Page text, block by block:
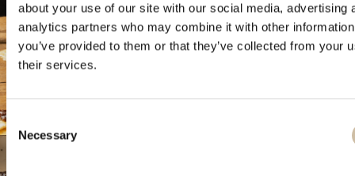
about your use of our site with our social media, advertising
analytics partners who may combine it with other
you’ve provided to them or that they’ve collected from your
their services.
Consent
Selection
Necessary